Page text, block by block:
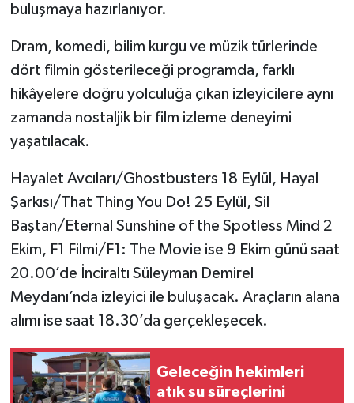
buluşmaya hazırlanıyor.
Dram, komedi, bilim kurgu ve müzik türlerinde
dört filmin gösterileceği programda, farklı
hikâyelere doğru yolculuğa çıkan izleyicilere aynı
zamanda nostaljik bir film izleme deneyimi
yaşatılacak.
Hayalet Avcıları/Ghostbusters 18 Eylül, Hayal
Şarkısı/That Thing You Do! 25 Eylül, Sil
Baştan/Eternal Sunshine of the Spotless Mind 2
Ekim, F1 Filmi/F1: The Movie ise 9 Ekim günü saat
20.00’de İnciraltı Süleyman Demirel
Meydanı’nda izleyici ile buluşacak. Araçların alana
alımı ise saat 18.30’da gerçekleşecek.
Geleceğin hekimleri
atık su süreçlerini